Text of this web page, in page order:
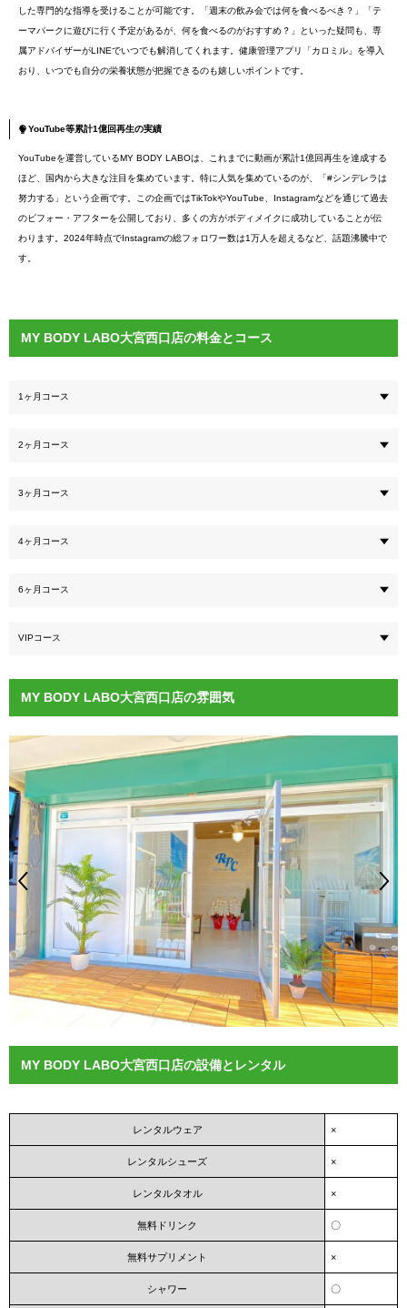
した専門的な指導を受けることが可能です。「週末の飲み会では何を食べるべき？」「テ
ーマパークに遊びに行く予定があるが、何を食べるのがおすすめ？」といった疑問も、専
属アドバイザーがLINEでいつでも解消してくれます。健康管理アプリ「カロミル」を導入
おり、いつでも自分の栄養状態が把握できるのも嬉しいポイントです。
YouTube等累計1億回再生の実績
YouTubeを運営しているMY BODY LABOは、これまでに動画が累計1億回再生を達成する
ほど、国内から大きな注目を集めています。特に人気を集めているのが、「#シンデレラは
努力する」という企画です。この企画ではTikTokやYouTube、Instagramなどを通じて過去
のビフォー・アフターを公開しており、多くの方がボディメイクに成功していることが伝
わります。2024年時点でInstagramの総フォロワー数は1万人を超えるなど、話題沸騰中で
す。
MY BODY LABO大宮西口店の料金とコース
1ヶ月コース
2ヶ月コース
3ヶ月コース
4ヶ月コース
6ヶ月コース
VIPコース
MY BODY LABO大宮西口店の雰囲気
MY BODY LABO大宮西口店の設備とレンタル
レンタルウェア ×
レンタルシューズ ×
レンタルタオル ×
無料ドリンク 〇
無料サプリメント ×
シャワー 〇